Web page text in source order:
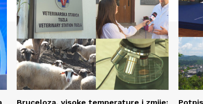
Bruceloza, visoke temperature i zmije: